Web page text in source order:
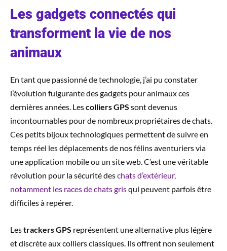
Les gadgets connectés qui
transforment la vie de nos
animaux
En tant que passionné de technologie, j’ai pu constater
l’évolution fulgurante des gadgets pour animaux ces
dernières années. Lescolliers GPS sont devenus
incontournables pour de nombreux propriétaires de chats.
Ces petits bijoux technologiques permettent de suivre en
temps réel les déplacements de nos félins aventuriers via
une application mobile ou un site web. C’est une véritable
révolution pour la sécurité deschats d’extérieur,
notamment les races de chats grisqui peuvent parfois être
difficiles à repérer.
Lestrackers GPS représentent une alternative plus légère
et discrète aux colliers classiques. Ils offrent non seulement